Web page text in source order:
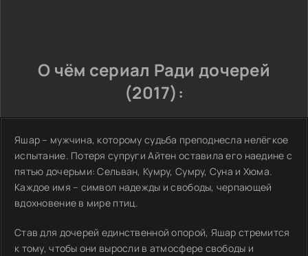
О чём сериал Ради дочерей
(2017):
Яшар – мужчина, которому судьба преподнесла нелёгкое
испытание. Потеря супруги Айтен оставила его наедине с
пятью дочерьми: Сельван, Кумру, Сумру, Суна и Хюма.
Каждое имя – символ надежды и свободы, черпающей
вдохновение в мире птиц.
Став для дочерей единственной опорой, Яшар стремится
к тому, чтобы они выросли в атмосфере свободы и